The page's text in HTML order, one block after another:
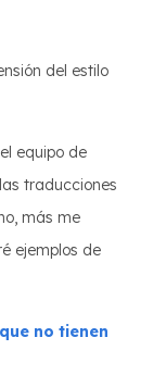
del estilo
equipo de
traducciones
más me
ejemplos de
no tienen